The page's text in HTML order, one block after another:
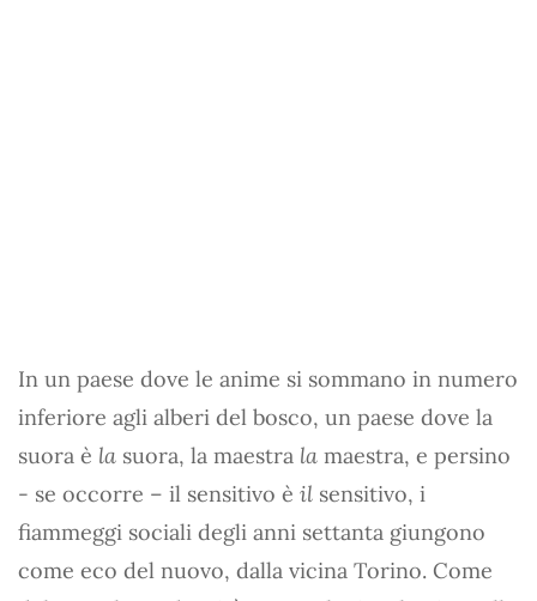
In un paese dove le anime si sommano in numero
inferiore agli alberi del bosco, un paese dove la
suora è la suora, la maestra la maestra, e persino
- se occorre – il sensitivo è il sensitivo, i
fiammeggi sociali degli anni settanta giungono
come eco del nuovo, dalla vicina Torino. Come